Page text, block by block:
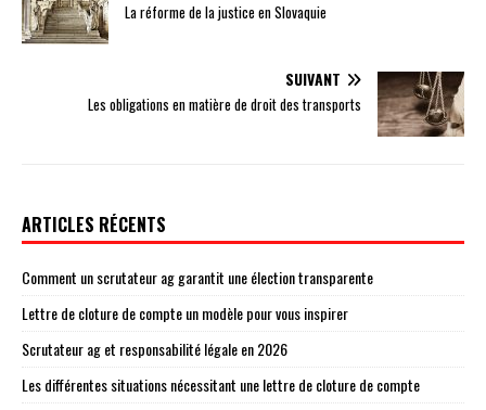
La réforme de la justice en Slovaquie
SUIVANT
Les obligations en matière de droit des transports
ARTICLES RÉCENTS
Comment un scrutateur ag garantit une élection transparente
Lettre de cloture de compte un modèle pour vous inspirer
Scrutateur ag et responsabilité légale en 2026
Les différentes situations nécessitant une lettre de cloture de compte